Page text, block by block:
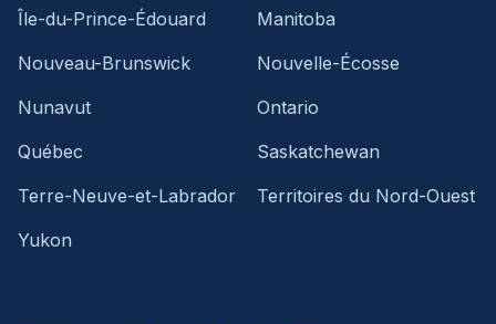
Île-du-Prince-Édouard
Manitoba
Nouveau-Brunswick
Nouvelle-Écosse
Nunavut
Ontario
Québec
Saskatchewan
Terre-Neuve-et-Labrador
Territoires du Nord-Ouest
Yukon